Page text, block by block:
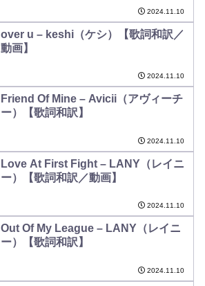
2024.11.10
over u – keshi（ケシ）【歌詞和訳／
動画】
2024.11.10
Friend Of Mine – Avicii（アヴィーチ
ー）【歌詞和訳】
2024.11.10
Love At First Fight – LANY（レイニ
ー）【歌詞和訳／動画】
2024.11.10
Out Of My League – LANY（レイニ
ー）【歌詞和訳】
2024.11.10